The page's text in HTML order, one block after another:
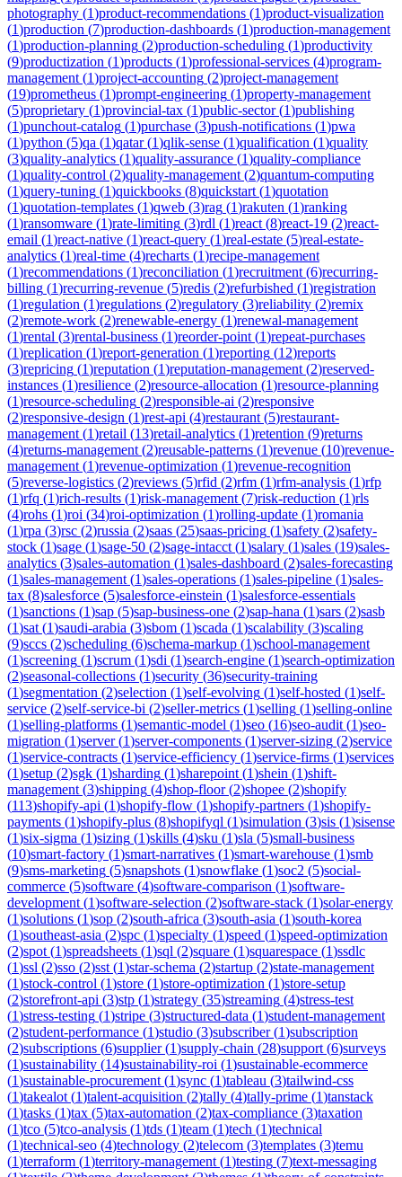
photography (1)product-recommendations (1)product-visualization
(1)production (7)production-dashboards (1)production-management
(1)production-planning (2)production-scheduling (1)productivity
(9)productization (1)products (1)professional-services (4)program-
management (1)project-accounting (2)project-management
(19)prometheus (1)prompt-engineering (1)property-management
(5)proprietary (1)provincial-tax (1)public-sector(1)publishing
(1)punchout-catalog (1)purchase (3)push-notifications (1)pwa
(1)python (5)qa (1)qatar(1)qlik-sense (1)qualification (1)quality
(3)quality-analytics (1)quality-assurance (1)quality-compliance
(1)quality-control (2)quality-management (2)quantum-computing
(1)query-tuning (1)quickbooks (8)quickstart (1)quotation
(1)quotation-templates (1)qweb (3)rag (1)rakuten (1)ranking
(1)ransomware (1)rate-limiting (3)rdl (1)react (8)react-19 (2)react-
email (1)react-native (1)react-query (1)real-estate (5)real-estate-
analytics (1)real-time (4)recharts (1)recipe-management
(1)recommendations (1)reconciliation (1)recruitment (6)recurring-
billing (1)recurring-revenue (5)redis (2)refurbished (1)registration
(1)regulation (1)regulations (2)regulatory (3)reliability (2)remix
(2)remote-work (2)renewable-energy (1)renewal-management
(1)rental (3)rental-business (1)reorder-point (1)repeat-purchases
(1)replication (1)report-generation (1)reporting (12)reports
(3)repricing (1)reputation (1)reputation-management (2)reserved-
instances (1)resilience (2)resource-allocation (1)resource-planning
(1)resource-scheduling (2)responsible-ai (2)responsive
(2)responsive-design (1)rest-api (4)restaurant (5)restaurant-
management (1)retail (13)retail-analytics (1)retention (9)returns
(4)returns-management (2)reusable-patterns (1)revenue (10)revenue-
management (1)revenue-optimization (1)revenue-recognition
(5)reverse-logistics (2)reviews (5)rfid (2)rfm (1)rfm-analysis (1)rfp
(1)rfq (1)rich-results (1)risk-management (7)risk-reduction (1)rls
(4)rohs (1)roi (34)roi-optimization (1)rolling-update (1)romania
(1)rpa (3)rsc (2)russia (2)saas (25)saas-pricing (1)safety (2)safety-
stock (1)sage (1)sage-50 (2)sage-intacct (1)salary (1)sales (19)sales-
analytics (3)sales-automation (1)sales-dashboard (2)sales-forecasting
(1)sales-management (1)sales-operations (1)sales-pipeline (1)sales-
tax (8)salesforce (5)salesforce-einstein (1)salesforce-essentials
(1)sanctions (1)sap (5)sap-business-one (2)sap-hana (1)sars (2)sasb
(1)sat (1)saudi-arabia (3)sbom (1)scada (1)scalability (3)scaling
(9)sccs (2)scheduling (6)schema-markup (1)school-management
(1)screening (1)scrum (1)sdi (1)search-engine (1)search-optimization
(2)seasonal-collections (1)security (36)security-training
(1)segmentation (2)selection (1)self-evolving (1)self-hosted (1)self-
service (2)self-service-bi (2)seller-metrics (1)selling (1)selling-online
(1)selling-platforms (1)semantic-model (1)seo (16)seo-audit (1)seo-
migration (1)server(1)server-components (1)server-sizing (2)service
(1)service-contracts (1)service-efficiency (1)service-firms (1)services
(1)setup (2)sgk (1)sharding (1)sharepoint (1)shein (1)shift-
management (3)shipping (4)shop-floor(2)shopee (2)shopify
(113)shopify-api (1)shopify-flow (1)shopify-partners (1)shopify-
payments (1)shopify-plus (8)shopifyql (1)simulation (3)sis (1)sisense
(1)six-sigma (1)sizing (1)skills (4)sku (1)sla (5)small-business
(10)smart-factory (1)smart-narratives (1)smart-warehouse (1)smb
(9)sms-marketing (5)snapshots (1)snowflake (1)soc2 (5)social-
commerce (5)software (4)software-comparison (1)software-
development (1)software-selection (2)software-stack (1)solar-energy
(1)solutions (1)sop (2)south-africa (3)south-asia (1)south-korea
(1)southeast-asia (2)spc (1)specialty (1)speed (1)speed-optimization
(2)spot (1)spreadsheets (1)sql (2)square (1)squarespace (1)ssdlc
(1)ssl (2)sso (2)sst (1)star-schema (2)startup (2)state-management
(1)stock-control (1)store (1)store-optimization (1)store-setup
(2)storefront-api (3)stp (1)strategy (35)streaming (4)stress-test
(1)stress-testing (1)stripe (3)structured-data (1)student-management
(2)student-performance (1)studio (3)subscriber(1)subscription
(2)subscriptions (6)supplier(1)supply-chain (28)support (6)surveys
(1)sustainability (14)sustainability-roi (1)sustainable-ecommerce
(1)sustainable-procurement (1)sync (1)tableau (3)tailwind-css
(1)takealot (1)talent-acquisition (2)tally (4)tally-prime (1)tanstack
(1)tasks (1)tax (5)tax-automation (2)tax-compliance (3)taxation
(1)tco (5)tco-analysis (1)tds (1)team (1)tech (1)technical
(1)technical-seo (4)technology (2)telecom (3)templates (3)temu
(1)terraform (1)territory-management (1)testing (7)text-messaging